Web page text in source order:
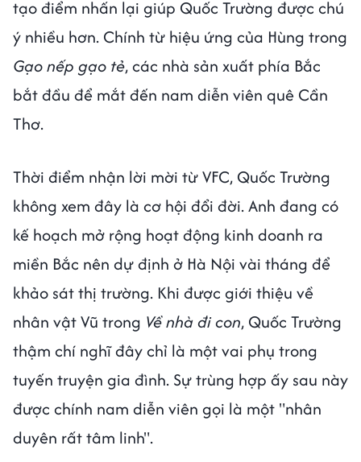
tạo điểm nhấn lại giúp Quốc Trường được chú
ý nhiều hơn. Chính từ hiệu ứng của Hùng trong
Gạo nếp gạo tẻ, các nhà sản xuất phía Bắc
bắt đầu để mắt đến nam diễn viên quê Cần
Thơ.
Thời điểm nhận lời mời từ VFC, Quốc Trường
không xem đây là cơ hội đổi đời. Anh đang có
kế hoạch mở rộng hoạt động kinh doanh ra
miền Bắc nên dự định ở Hà Nội vài tháng để
khảo sát thị trường. Khi được giới thiệu về
nhân vật Vũ trong Về nhà đi con, Quốc Trường
thậm chí nghĩ đây chỉ là một vai phụ trong
tuyến truyện gia đình. Sự trùng hợp ấy sau này
được chính nam diễn viên gọi là một "nhân
duyên rất tâm linh".